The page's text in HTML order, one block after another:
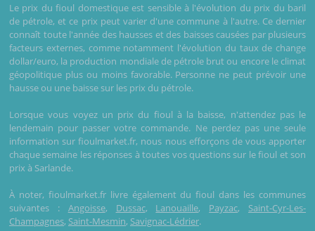
Le prix du fioul domestique est sensible à l'évolution du prix du baril
de pétrole, et ce prix peut varier d'une commune à l'autre. Ce dernier
connaît toute l'année des hausses et des baisses causées par plusieurs
facteurs externes, comme notamment l'évolution du taux de change
dollar/euro, la production mondiale de pétrole brut ou encore le climat
géopolitique plus ou moins favorable. Personne ne peut prévoir une
hausse ou une baisse sur les prix du pétrole.
Lorsque vous voyez un prix du fioul à la baisse, n'attendez pas le
lendemain pour passer votre commande. Ne perdez pas une seule
information sur fioulmarket.fr, nous nous efforçons de vous apporter
chaque semaine les réponses à toutes vos questions sur le fioul et son
prix à Sarlande.
À noter, fioulmarket.fr livre également du fioul dans les communes
suivantes : Angoisse, Dussac, Lanouaille, Payzac, Saint-Cyr-Les-
Champagnes, Saint-Mesmin, Savignac-Lédrier.